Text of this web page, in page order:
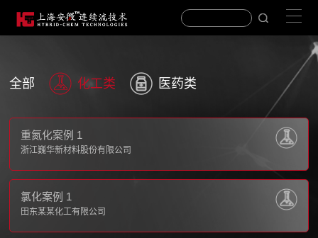
全部 化工类 医药类
重氮化案例 1
浙江巍华新材料股份有限公司
氯化案例 1
田东某某化工有限公司